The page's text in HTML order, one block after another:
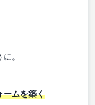
。
ームを築く